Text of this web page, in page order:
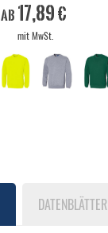
ab 17,89 €
mit MwSt.
DATENBLÄTTER